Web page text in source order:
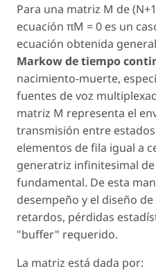
Para una matriz M de
ecuación πM = 0 es un
ecuación obtenida
Markow de tiempo
nacimiento-muerte,
fuentes de voz
matriz M representa el
transmisión entre
elementos de fila igual a
generatriz infinitesimal
fundamental. De esta
desempeño y el diseño
retardos, pérdidas
"buffer" requerido.
La matriz está dada por: